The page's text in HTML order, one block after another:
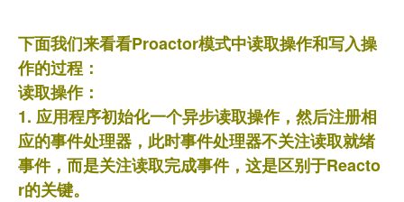
下面我们来看看Proactor模式中读取操作和写入操
作的过程：
读取操作：
1. 应用程序初始化一个异步读取操作，然后注册相
应的事件处理器，此时事件处理器不关注读取就绪
事件，而是关注读取完成事件，这是区别于Reacto
r的关键。